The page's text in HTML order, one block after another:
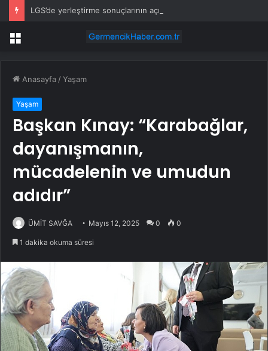
Menü
Anasayfa /Yaşam
Yaşam
Başkan Kınay: “Karabağlar,
dayanışmanın,
mücadelenin ve umudun
adıdır”
ÜMİT SAVĞA Mayıs 12, 2025 0 0
1 dakika okuma süresi